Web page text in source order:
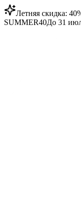
Летняя скидка:
SUMMER40До 31